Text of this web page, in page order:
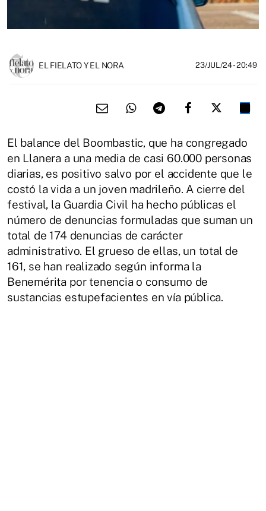
EL FIELATO Y EL NORA 23/JUL/24- 20:49
El balance del Boombastic, que ha congregado
en Llanera a una media de casi 60.000 personas
diarias, es positivo salvo por el accidente que le
costó la vida a un joven madrileño. A cierre del
festival, la Guardia Civil ha hecho públicas el
número de denuncias formuladas que suman un
total de 174 denuncias de carácter
administrativo. El grueso de ellas, un total de
161, se han realizado según informa la
Benemérita por tenencia o consumo de
sustancias estupefacientes en vía pública.